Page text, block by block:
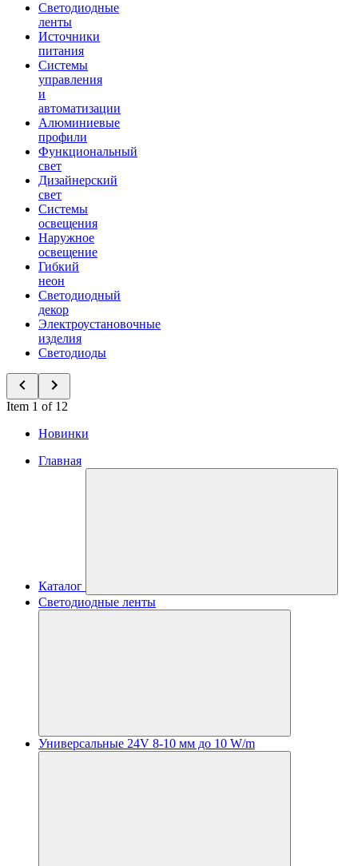
Светодиодные
ленты
Источники
питания
Системы
управления
и
автоматизации
Алюминиевые
профили
Функциональный
свет
Дизайнерский
свет
Системы
освещения
Наружное
освещение
Гибкий
неон
Светодиодный
декор
Электроустановочные
изделия
Светодиоды
Item 1 of 12
Новинки
Главная
Каталог
Светодиодные ленты
Универсальные 24V 8-10 мм до 10 W/m